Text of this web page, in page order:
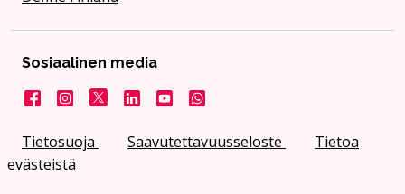
Tietosuoja Saavutettavuusseloste
Tietoa
evästeistä
Sosiaalinen media
FacebookInstagram
X LinkedInYouTubeKaupunki WhatsApissa